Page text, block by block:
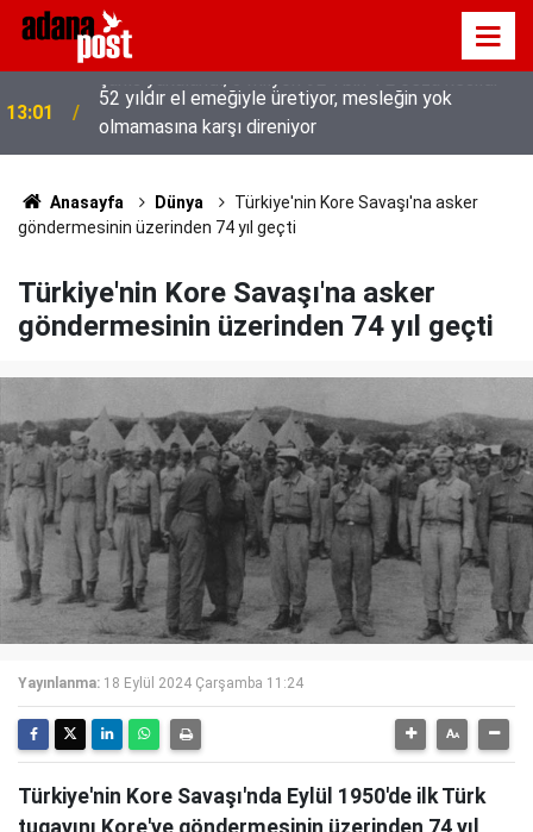
13:01
52 yıldır el emeğiyle üretiyor, mesleğin yok
olmamasına karşı direniyor
Anasayfa Dünya
Türkiye'nin Kore Savaşı'na asker
göndermesinin üzerinden 74 yıl geçti
Türkiye'nin Kore Savaşı'na asker
göndermesinin üzerinden 74 yıl geçti
Yayınlanma: 18 Eylül 2024 Çarşamba 11:24
Türkiye'nin Kore Savaşı'nda Eylül 1950'de ilk Türk
tugayını Kore'ye göndermesinin üzerinden 74 yıl